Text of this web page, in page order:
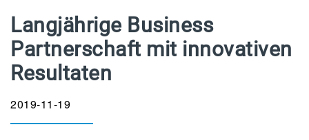
Langjährige Business
Partnerschaft mit innovativen
Resultaten
2019-11-19